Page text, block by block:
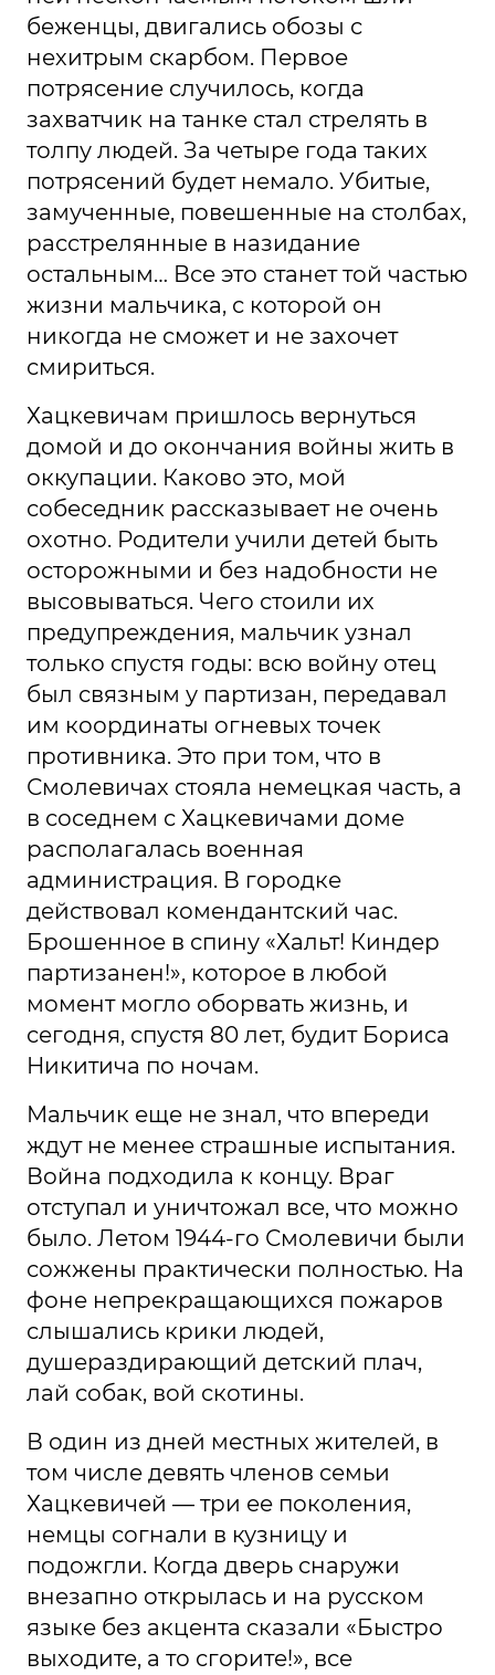
беженцы, двигались обозы с
нехитрым скарбом. Первое
потрясение случилось, когда
захватчик на танке стал стрелять в
толпу людей. За четыре года таких
потрясений будет немало. Убитые,
замученные, повешенные на столбах,
расстрелянные в назидание
остальным… Все это станет той частью
жизни мальчика, с которой он
никогда не сможет и не захочет
смириться.
Хацкевичам пришлось вернуться
домой и до окончания войны жить в
оккупации. Каково это, мой
собеседник рассказывает не очень
охотно. Родители учили детей быть
осторожными и без надобности не
высовываться. Чего стоили их
предупреждения, мальчик узнал
только спустя годы: всю войну отец
был связным у партизан, передавал
им координаты огневых точек
противника. Это при том, что в
Смолевичах стояла немецкая часть, а
в соседнем с Хацкевичами доме
располагалась военная
администрация. В городке
действовал комендантский час.
Брошенное в спину «Хальт! Киндер
партизанен!», которое в любой
момент могло оборвать жизнь, и
сегодня, спустя 80 лет, будит Бориса
Никитича по ночам.
Мальчик еще не знал, что впереди
ждут не менее страшные испытания.
Война подходила к концу. Враг
отступал и уничтожал все, что можно
было. Летом 1944-го Смолевичи были
сожжены практически полностью. На
фоне непрекращающихся пожаров
слышались крики людей,
душераздирающий детский плач,
лай собак, вой скотины.
В один из дней местных жителей, в
том числе девять членов семьи
Хацкевичей — три ее поколения,
немцы согнали в кузницу и
подожгли. Когда дверь снаружи
внезапно открылась и на русском
языке без акцента сказали «Быстро
выходите, а то сгорите!», все